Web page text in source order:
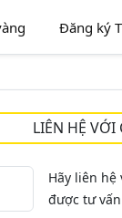
Đăng ký
LIÊN HỆ VỚI
Hãy liên
được tư